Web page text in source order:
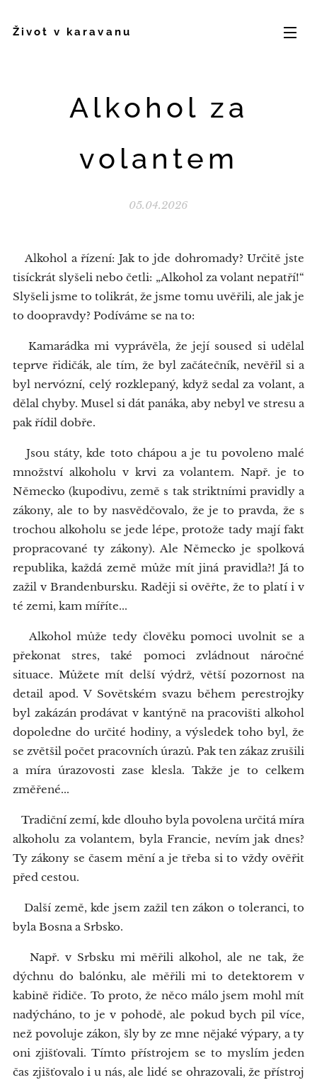
Život v karavanu
Alkohol za
volantem
05.04.2026
Alkohol a řízení: Jak to jde dohromady? Určitě jste
tisíckrát slyšeli nebo četli: „Alkohol za volant nepatří!“
Slyšeli jsme to tolikrát, že jsme tomu uvěřili, ale jak je
to doopravdy? Podíváme se na to:
Kamarádka mi vyprávěla, že její soused si udělal
teprve řidičák, ale tím, že byl začátečník, nevěřil si a
byl nervózní, celý rozklepaný, když sedal za volant, a
dělal chyby. Musel si dát panáka, aby nebyl ve stresu a
pak řídil dobře.
Jsou státy, kde toto chápou a je tu povoleno malé
množství alkoholu v krvi za volantem. Např. je to
Německo (kupodivu, země s tak striktními pravidly a
zákony, ale to by nasvědčovalo, že je to pravda, že s
trochou alkoholu se jede lépe, protože tady mají fakt
propracované ty zákony). Ale Německo je spolková
republika, každá země může mít jiná pravidla?! Já to
zažil v Brandenbursku. Raději si ověřte, že to platí i v
té zemi, kam míříte...
Alkohol může tedy člověku pomoci uvolnit se a
překonat stres, také pomoci zvládnout náročné
situace. Můžete mít delší výdrž, větší pozornost na
detail apod. V Sovětském svazu během perestrojky
byl zakázán prodávat v kantýně na pracovišti alkohol
dopoledne do určité hodiny, a výsledek toho byl, že
se zvětšil počet pracovních úrazů. Pak ten zákaz zrušili
a míra úrazovosti zase klesla. Takže je to celkem
změřené...
Tradiční zemí, kde dlouho byla povolena určitá míra
alkoholu za volantem, byla Francie, nevím jak dnes?
Ty zákony se časem mění a je třeba si to vždy ověřit
před cestou.
Další země, kde jsem zažil ten zákon o toleranci, to
byla Bosna a Srbsko.
Např. v Srbsku mi měřili alkohol, ale ne tak, že
dýchnu do balónku, ale měřili mi to detektorem v
kabině řidiče. To proto, že něco málo jsem mohl mít
nadýcháno, to je v pohodě, ale pokud bych pil více,
než povoluje zákon, šly by ze mne nějaké výpary, a ty
oni zjišťovali. Tímto přístrojem se to myslím jeden
čas zjišťovalo i u nás, ale lidé se ohrazovali, že přístroj